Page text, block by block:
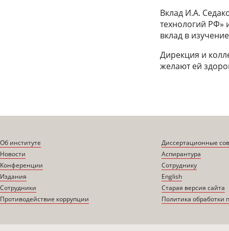
Вклад И.А.
технологий РФ»
вклад в
Дирекция и
желают ей
Об институте
Новости
Конференции
Издания
Сотрудники
Противодействие коррупции
Диссертационные
Аспирантура
Сотруднику
English
Старая версия сайта
Политика обработки